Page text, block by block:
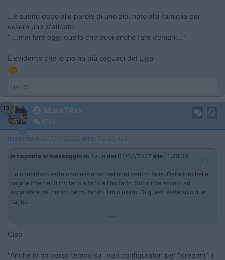
...e subito dopo alle parole di uno zio, noto alla famiglia per
essere uno sfaticato:
" ...mai fare oggi quello che puoi anche fare domani..."
È evidente che lo zio ha più seguaci del Liga
Mark74
13 Mark74xx
1783
Inserito il 07/07/2022 alle: 13:35:03
In risposta al messaggio di Nzuri del 07/07/2022 alle 11:39:39
Ho contattato sette concessionari del nord centro italia. Dalle loro belle
pagine internet ti invitano a farlo e l'ho fatto. Sono interessato ad
acquistare del nuovo permutando il mio usato. Di questi sette solo due
hanno
...
Ciao
"Anche io ho perso tempo su i vari configuratori per "crearmi" il